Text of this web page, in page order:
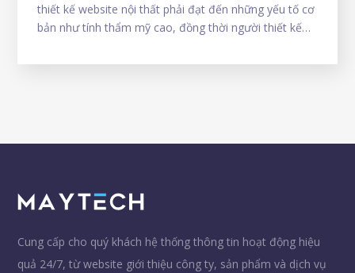
thiết kế website nội thất phải đạt đến những yếu tố cơ
bản như tính thẩm mỹ cao, đồng thời người thiết kế
khách hàng khi ghé thăm website. Nắm bắt
Cung cấp cho quý khách hệ thống thông tin hoạt động hiệu
quả 24/7, từ website giới thiệu công ty, sản phẩm và dịch vụ